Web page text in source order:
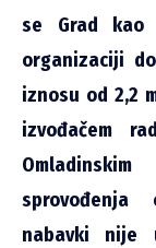
se Grad kao
organizaciji
iznosu od 2,2
izvođačem
sprovođenja
nabavki nije